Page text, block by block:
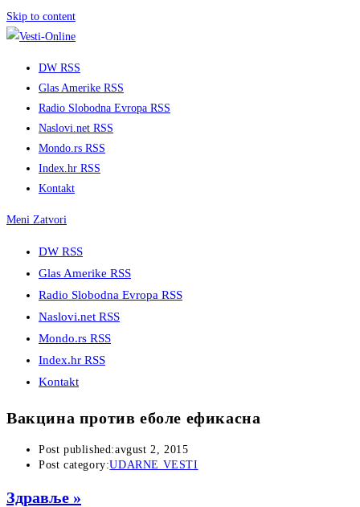
Skip to content
DW RSS
Glas Amerike RSS
Radio Slobodna Evropa RSS
Naslovi.net RSS
Mondo.rs RSS
Index.hr RSS
Kontakt
Meni Zatvori
DW RSS
Glas Amerike RSS
Radio Slobodna Evropa RSS
Naslovi.net RSS
Mondo.rs RSS
Index.hr RSS
Kontakt
Вакцина против еболе ефикасна
Post published:avgust 2, 2015
Post category:UDARNE VESTI
Здравље »